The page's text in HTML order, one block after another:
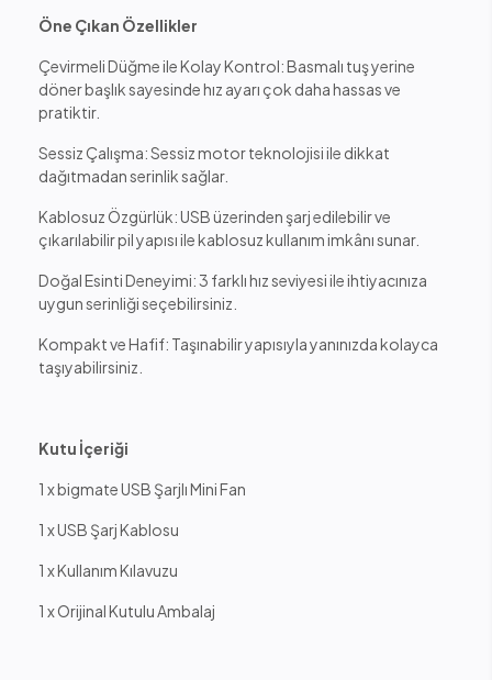
Öne Çıkan Özellikler
Çevirmeli Düğme ile Kolay Kontrol: Basmalı tuş yerine
döner başlık sayesinde hız ayarı çok daha hassas ve
pratiktir.
Sessiz Çalışma: Sessiz motor teknolojisi ile dikkat
dağıtmadan serinlik sağlar.
Kablosuz Özgürlük: USB üzerinden şarj edilebilir ve
çıkarılabilir pil yapısı ile kablosuz kullanım imkânı sunar.
Doğal Esinti Deneyimi: 3 farklı hız seviyesi ile ihtiyacınıza
uygun serinliği seçebilirsiniz.
Kompakt ve Hafif: Taşınabilir yapısıyla yanınızda kolayca
taşıyabilirsiniz.
Kutu İçeriği
1 x bigmate USB Şarjlı Mini Fan
1 x USB Şarj Kablosu
1 x Kullanım Kılavuzu
1 x Orijinal Kutulu Ambalaj